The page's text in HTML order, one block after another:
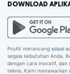
DOWNLOAD
ProAV merancang solusi
segala kebutuhan Anda.
dengan cara inovatif, dan
teknis. Kami menawarkan